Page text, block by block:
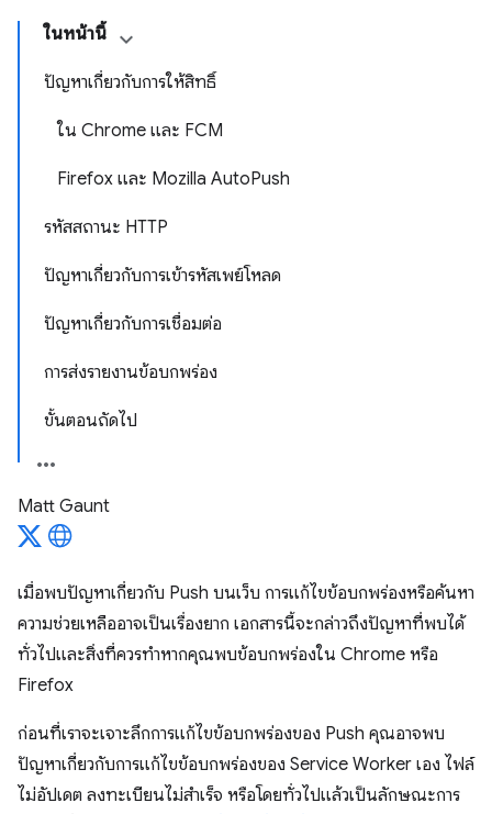
ในหน้านี้
ปัญหาเกี่ยวกับการให้สิทธิ์
ใน Chrome และ FCM
Firefox และ Mozilla AutoPush
รหัสสถานะ HTTP
ปัญหาเกี่ยวกับการเข้ารหัสเพย์โหลด
ปัญหาเกี่ยวกับการเชื่อมต่อ
การส่งรายงานข้อบกพร่อง
ขั้นตอนถัดไป
Matt Gaunt
เมื่อพบปัญหาเกี่ยวกับ Push บนเว็บ การแก้ไขข้อบกพร่องหรือค้นหา
ความช่วยเหลืออาจเป็นเรื่องยาก เอกสารนี้จะกล่าวถึงปัญหาที่พบได้
ทั่วไปและสิ่งที่ควรทำหากคุณพบข้อบกพร่องใน Chrome หรือ
Firefox
ก่อนที่เราจะเจาะลึกการแก้ไขข้อบกพร่องของ Push คุณอาจพบ
ปัญหาเกี่ยวกับการแก้ไขข้อบกพร่องของ Service Worker เอง ไฟล์
ไม่อัปเดต ลงทะเบียนไม่สำเร็จ หรือโดยทั่วไปแล้วเป็นลักษณะการ